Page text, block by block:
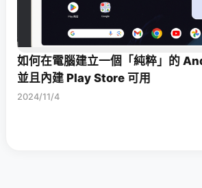
如何在電腦建立一個「純粹」的
並且內建 Play Store 可用
2024/11/4